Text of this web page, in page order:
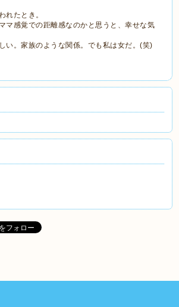
れたとき。
マ感覚での距離感なのかと思うと、幸せな気
い。家族のような関係。でも私は女だ。(笑)